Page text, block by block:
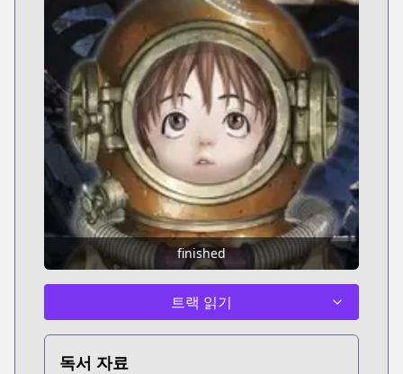
finished
트랙 읽기
독서 자료